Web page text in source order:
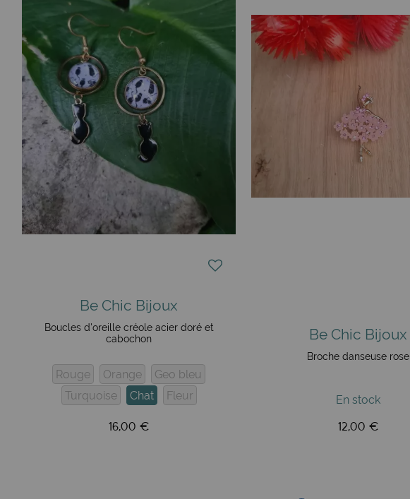
Be Chic Bijoux
Boucles d'oreille créole acier doré et
cabochon
Rouge Orange
Geo bleu
Turquoise
Chat Fleur
16,00 €
Be Chic Bijoux
Broche danseuse rose
En stock
12,00 €